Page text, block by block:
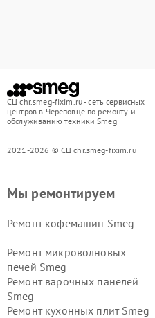
СЦ chr.smeg-fixim.ru - сеть сервисных
центров в Череповце по ремонту и
обслуживанию техники Smeg
2021-2026 © СЦ chr.smeg-fixim.ru
Мы ремонтируем
Ремонт кофемашин Smeg
Ремонт микроволновых
печей Smeg
Ремонт варочных панелей
Smeg
Ремонт кухонных плит Smeg